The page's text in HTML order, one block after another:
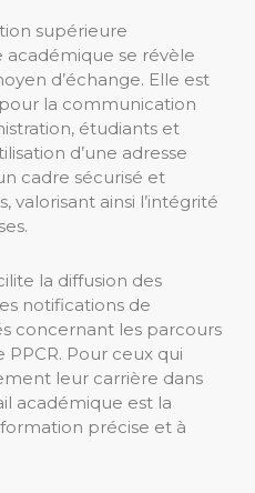
supérieure
académique se révèle
d’échange. Elle est
la communication
étudiants et
d’une adresse
cadre sécurisé et
valorisant ainsi l’intégrité
la diffusion des
notifications de
concernant les parcours
Pour ceux qui
leur carrière dans
académique est la
précise et à